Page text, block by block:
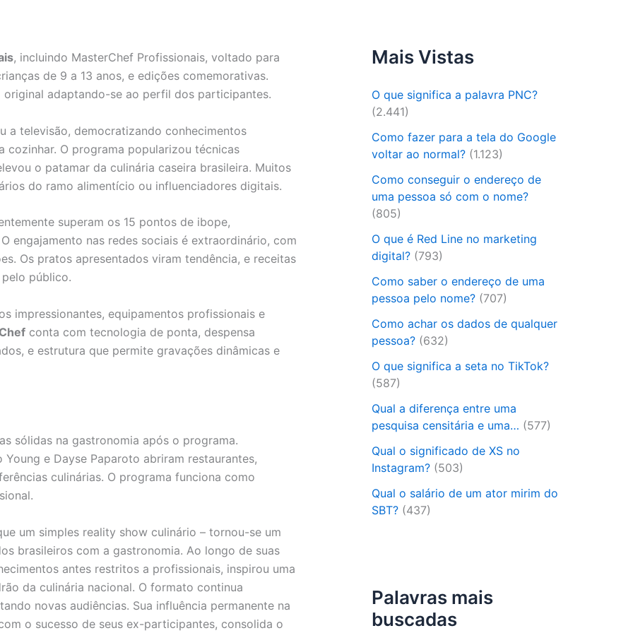
, incluindo MasterChef Profissionais, voltado para
de 9 a 13 anos, e edições comemorativas.
adaptando-se ao perfil dos participantes.
a televisão, democratizando conhecimentos
cozinhar. O programa popularizou técnicas
o patamar da culinária caseira brasileira. Muitos
do ramo alimentício ou influenciadores digitais.
superam os 15 pontos de ibope,
engajamento nas redes sociais é extraordinário, com
Os pratos apresentados viram tendência, e receitas
público.
impressionantes, equipamentos profissionais e
conta com tecnologia de ponta, despensa
e estrutura que permite gravações dinâmicas e
sólidas na gastronomia após o programa.
e Dayse Paparoto abriram restaurantes,
culinárias. O programa funciona como
um simples reality show culinário – tornou-se um
brasileiros com a gastronomia. Ao longo de suas
antes restritos a profissionais, inspirou uma
da culinária nacional. O formato continua
novas audiências. Sua influência permanente na
o sucesso de seus ex-participantes, consolida o
Mais Vistas
O que significa a palavra PNC?
(2.441)
Como fazer para a tela do Google
voltar ao normal? (1.123)
Como conseguir o endereço de
uma pessoa só com o nome?
(805)
O que é Red Line no marketing
digital? (793)
Como saber o endereço de uma
pessoa pelo nome? (707)
Como achar os dados de qualquer
pessoa? (632)
O que significa a seta no TikTok?
(587)
Qual a diferença entre uma
pesquisa censitária e uma… (577)
Qual o significado de XS no
Instagram? (503)
Qual o salário de um ator mirim do
SBT? (437)
Palavras mais
buscadas